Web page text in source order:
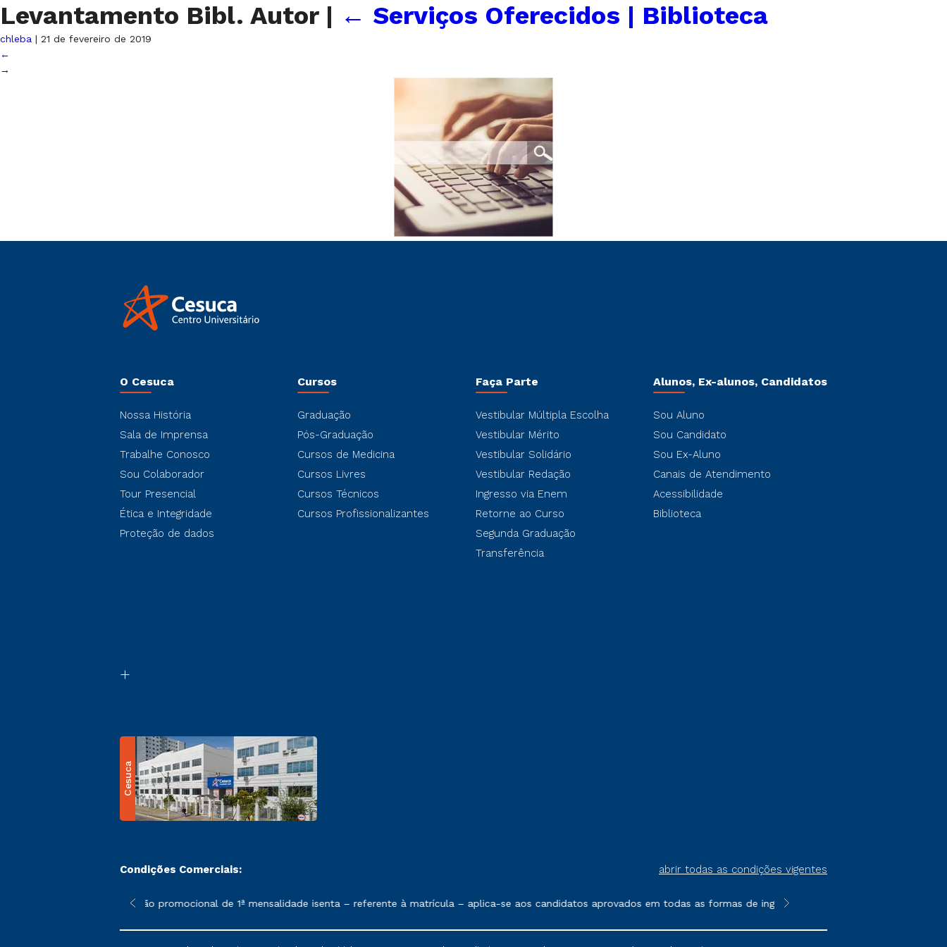
Levantamento Bibl. Autor | ← Serviços Oferecidos | Biblioteca
chleba | 21 de fevereiro de 2019
←
→
O Cesuca
Nossa História
Sala de Imprensa
Trabalhe Conosco
Sou Colaborador
Tour Presencial
Ética e Integridade
Proteção de dados
Cursos
Graduação
Pós-Graduação
Cursos de Medicina
Cursos Livres
Cursos Técnicos
Cursos Profissionalizantes
Faça Parte
Vestibular Múltipla Escolha
Vestibular Mérito
Vestibular Solidário
Vestibular Redação
Ingresso via Enem
Retorne ao Curso
Segunda Graduação
Transferência
Alunos, Ex-alunos, Candidatos
Sou Aluno
Sou Candidato
Sou Ex-Aluno
Canais de Atendimento
Acessibilidade
Biblioteca
Cesuca
Condições Comerciais: abrir todas as condições vigentes
sofrer alterações nos períodos de rematrícula conforme exposto no contrato de prestação de serviços
*A condição promocional de 1ª mensalidade isenta – referente à matrícula – aplica-se aos candidatos aprovados em todas as formas de ingresso, exceto na prova on-line
**Semipresencial é um formato do